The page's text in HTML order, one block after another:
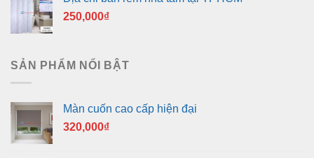
250,000₫
SẢN PHẨM NỔI BẬT
Màn cuốn cao cấp hiện đại
320,000₫